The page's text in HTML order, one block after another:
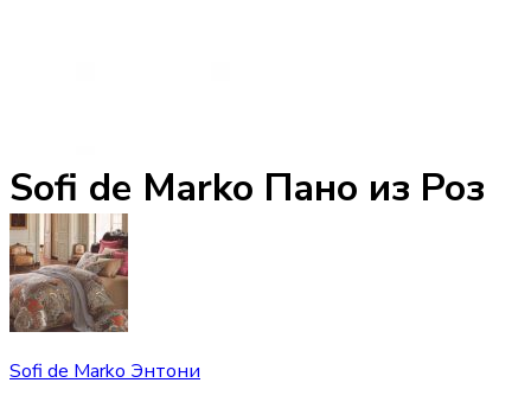
Sofi de Marko Пано из Роз
Sofi de Marko Энтони